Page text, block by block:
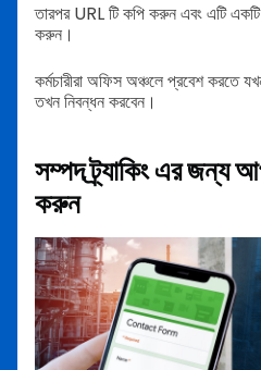
তারপর URL টি কপি করুন এবং এটি
করুন।
কর্মচারীরা অফিস অঞ্চলে প্রবেশ করতে
তখন নিবন্ধন করবেন।
সম্পদ ট্র্যাকিং এর জন্য
করুন